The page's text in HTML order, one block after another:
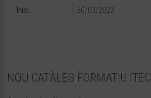
Inici 30/03/2023
NOU CATÀLEG FORMATIU ITEC